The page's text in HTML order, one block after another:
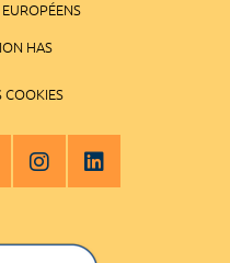
HAS
COOKIES